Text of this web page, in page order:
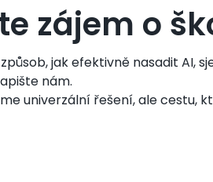
zájem o
jak efektivně nasadit AI,
nám.
univerzální řešení, ale cestu,